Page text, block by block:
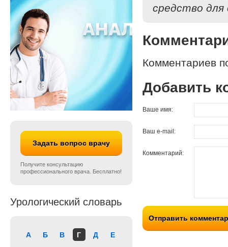
Задать вопрос врачу
Получите консультацию
профессионального врача. Бесплатно!
Урологический словарь
А Б В Г Д Е
средство для
Комментариев
Добавить
Ваше имя:
Ваш e-mail:
Комментарий:
Отправить